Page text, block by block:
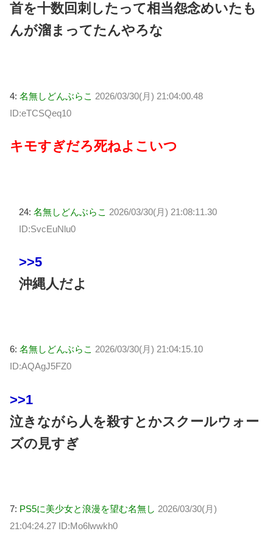
首を十数回刺したって相当怨念めいたも
んが溜まってたんやろな
4: 名無しどんぶらこ 2026/03/30(月) 21:04:00.48
ID:eTCSQeq10
キモすぎだろ死ねよこいつ
24: 名無しどんぶらこ 2026/03/30(月) 21:08:11.30
ID:SvcEuNlu0
>>5
沖縄人だよ
6: 名無しどんぶらこ 2026/03/30(月) 21:04:15.10
ID:AQAgJ5FZ0
>>1
泣きながら人を殺すとかスクールウォー
ズの見すぎ
7: PS5に美少女と浪漫を望む名無し 2026/03/30(月)
21:04:24.27 ID:Mo6lwwkh0